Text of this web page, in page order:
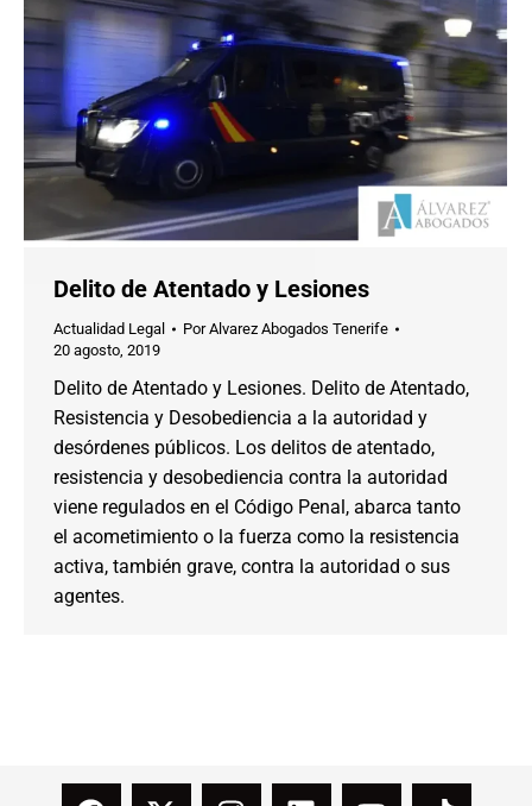
Delito de Atentado y Lesiones
Actualidad Legal PorAlvarez Abogados Tenerife
20 agosto, 2019
Delito de Atentado y Lesiones. Delito de Atentado,
Resistencia y Desobediencia a la autoridad y
desórdenes públicos. Los delitos de atentado,
resistencia y desobediencia contra la autoridad
viene regulados en el Código Penal, abarca tanto
el acometimiento o la fuerza como la resistencia
activa, también grave, contra la autoridad o sus
agentes.